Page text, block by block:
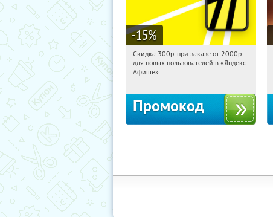
-15%
09:35:59 Получили:65
Россия
Скидка 300р. при заказе от 2000р.
для новых пользователей в «Яндекс
Афише»
Промокод